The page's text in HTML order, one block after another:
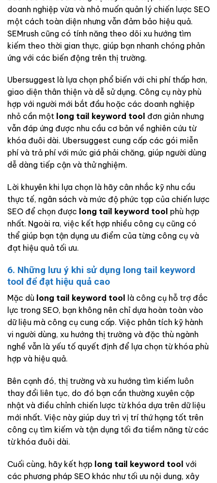
doanh nghiệp vừa và nhỏ muốn quản lý chiến lược SEO
một cách toàn diện nhưng vẫn đảm bảo hiệu quả.
SEMrush cũng có tính năng theo dõi xu hướng tìm
kiếm theo thời gian thực, giúp bạn nhanh chóng phản
ứng với các biến động trên thị trường.
Ubersuggest là lựa chọn phổ biến với chi phí thấp hơn,
giao diện thân thiện và dễ sử dụng. Công cụ này phù
hợp với người mới bắt đầu hoặc các doanh nghiệp
nhỏ cần một long tail keyword tool đơn giản nhưng
vẫn đáp ứng được nhu cầu cơ bản về nghiên cứu từ
khóa đuôi dài. Ubersuggest cung cấp các gói miễn
phí và trả phí với mức giá phải chăng, giúp người dùng
dễ dàng tiếp cận và thử nghiệm.
Lời khuyên khi lựa chọn là hãy cân nhắc kỹ nhu cầu
thực tế, ngân sách và mức độ phức tạp của chiến lược
SEO để chọn được long tail keyword tool phù hợp
nhất. Ngoài ra, việc kết hợp nhiều công cụ cũng có
thể giúp bạn tận dụng ưu điểm của từng công cụ và
đạt hiệu quả tối ưu.
6. Những lưu ý khi sử dụng long tail keyword
tool để đạt hiệu quả cao
Mặc dù long tail keyword tool
là công cụ hỗ trợ đắc
lực trong SEO, bạn không nên chỉ dựa hoàn toàn vào
dữ liệu mà công cụ cung cấp. Việc phân tích kỹ hành
vi người dùng, xu hướng thị trường và đặc thù ngành
nghề vẫn là yếu tố quyết định để lựa chọn từ khóa phù
hợp và hiệu quả.
Bên cạnh đó, thị trường và xu hướng tìm kiếm luôn
thay đổi liên tục, do đó bạn cần thường xuyên cập
nhật và điều chỉnh chiến lược từ khóa dựa trên dữ liệu
mới nhất. Việc này giúp duy trì vị trí thứ hạng tốt trên
công cụ tìm kiếm và tận dụng tối đa tiềm năng từ các
từ khóa đuôi dài.
Cuối cùng, hãy kết hợp long tail keyword tool với
các phương pháp SEO khác như tối ưu nội dung, xây